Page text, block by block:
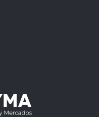
de datos